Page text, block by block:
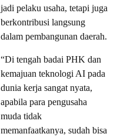
jadi pelaku usaha, tetapi juga
berkontribusi langsung
dalam pembangunan daerah.
“Di tengah badai PHK dan
kemajuan teknologi AI pada
dunia kerja sangat nyata,
apabila para pengusaha
muda tidak
memanfaatkanya, sudah bisa